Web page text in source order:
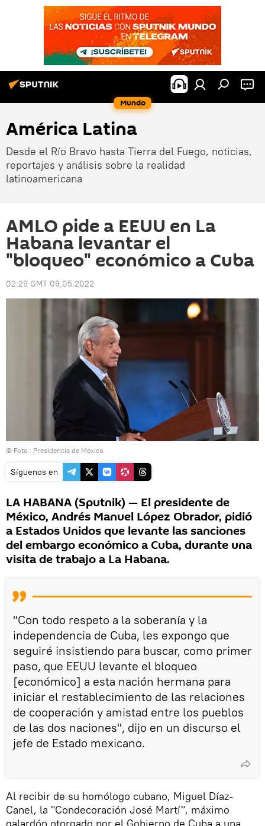
Mundo
América Latina
Desde el Río Bravo hasta Tierra del Fuego, noticias,
reportajes y análisis sobre la realidad
latinoamericana
AMLO pide a EEUU en La
Habana levantar el
"bloqueo" económico a Cuba
02:29 GMT 09.05.2022
© Foto : Presidencia de México
Síguenos en
LA HABANA (Sputnik) — El presidente de
México, Andrés Manuel López Obrador, pidió
a Estados Unidos que levante las sanciones
del embargo económico a Cuba, durante una
visita de trabajo a La Habana.
"Con todo respeto a la soberanía y la
independencia de Cuba, les expongo que
seguiré insistiendo para buscar, como primer
paso, que EEUU levante el bloqueo
[económico] a esta nación hermana para
iniciar el restablecimiento de las relaciones
de cooperación y amistad entre los pueblos
de las dos naciones", dijo en un discurso el
jefe de Estado mexicano.
Al recibir de su homólogo cubano, Miguel Díaz-
Canel, la "Condecoración José Martí", máximo